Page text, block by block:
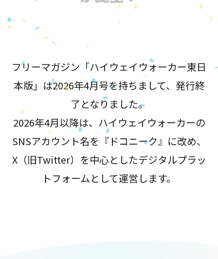
フリーマガジン「ハイウェイウォーカー東日
本版」は2026年4月号を持ちまして、発行終
了となりました。
2026年4月以降は、ハイウェイウォーカーの
SNSアカウント名を『ドコニーク』に改め、
X（旧Twitter）を中心としたデジタルプラッ
トフォームとして運営します。